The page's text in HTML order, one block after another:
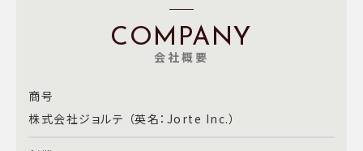
COMPANY
会社概要
商号
株式会社ジョルテ （英名：Jorte Inc.）